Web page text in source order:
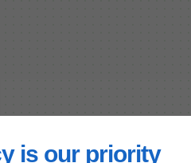
is our priority